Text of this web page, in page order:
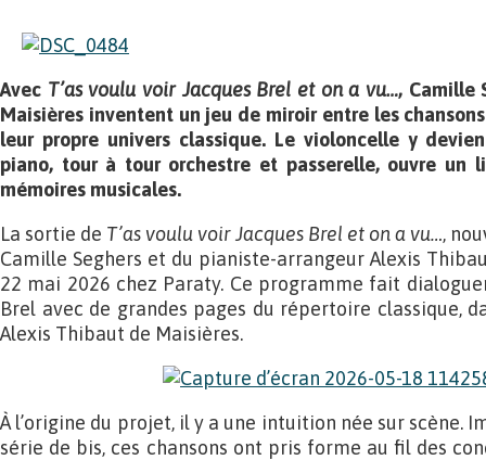
Avec T’as voulu voir Jacques Brel et on a vu…, Camille
Maisières inventent un jeu de miroir entre les
leur propre univers classique. Le violoncelle y
piano, tour à tour orchestre et passerelle, ouvre un
mémoires musicales.
La sortie de T’as voulu voir Jacques Brel et on a vu…,
Camille Seghers et du pianiste-arrangeur Alexis
22 mai 2026 chez Paraty. Ce programme fait
Brel avec de grandes pages du répertoire classique,
Alexis Thibaut de Maisières.
À l’origine du projet, il y a une intuition née sur scène.
série de bis, ces chansons ont pris forme au fil des